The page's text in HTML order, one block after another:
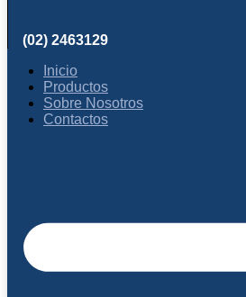
(02) 2463129
Inicio
Productos
Sobre Nosotros
Contactos